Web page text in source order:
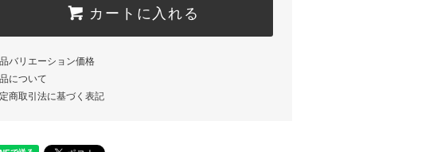
カートに入れる
バリエーション価格
について
商取引法に基づく表記